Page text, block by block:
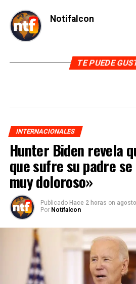
Notifalcon
TE PUEDE
INTERNACIONALES
Hunter Biden revela
que sufre su padre
muy doloroso»
Publicado Hace 2 horas on
Por Notifalcon